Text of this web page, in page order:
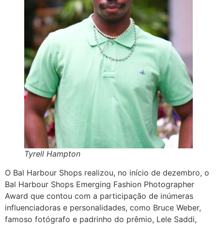
Tyrell Hampton
O Bal Harbour Shops realizou, no início de dezembro, o
Bal Harbour Shops Emerging Fashion Photographer
Award que contou com a participação de inúmeras
influenciadoras e personalidades, como Bruce Weber,
famoso fotógrafo e padrinho do prêmio, Lele Saddi,